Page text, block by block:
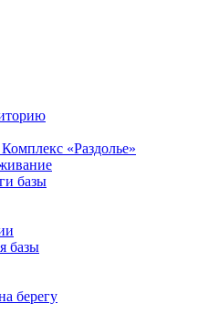
«Раздолье»
базы
базы
берегу